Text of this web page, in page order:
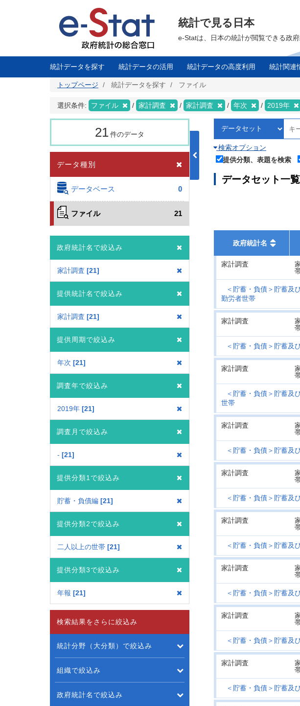
に
統計で見る日本
e-Statは、日本の統計が閲覧できる政
統計データを探す 統計データの活用 統計データの高度利用 統計関連
トップページ 統計データを探す ファイル
選択条件: ファイル 家計調査 家計調査 年次 2019年
21件のデータ
データ種別
データベース 0
ファイル 21
政府統計名で絞込み
家計調査 21
提供統計名で絞込み
家計調査 21
提供周期で絞込み
年次 21
調査年で絞込み
2019年 21
調査月で絞込み
- 21
提供分類1で絞込み
貯蓄・負債編 21
提供分類2で絞込み
二人以上の世帯 21
提供分類3で絞込み
年報 21
検索オプション
提供分類、表題を検索
データセット一覧
政府統計名
家計調査
＜貯蓄・負債＞貯蓄及
勤労者世帯
家計調査
＜貯蓄・負債＞貯蓄及
家計調査
＜貯蓄・負債＞貯蓄及
世帯
家計調査
＜貯蓄・負債＞貯蓄及
家計調査
＜貯蓄・負債＞貯蓄及
家計調査
＜貯蓄・負債＞貯蓄及
家計調査
＜貯蓄・負債＞貯蓄及
家計調査
＜貯蓄・負債＞貯蓄及
家計調査
＜貯蓄・負債＞貯蓄及
検索結果をさらに絞込み
統計分野（大分類）で絞込み
組織で絞込み
政府統計名で絞込み